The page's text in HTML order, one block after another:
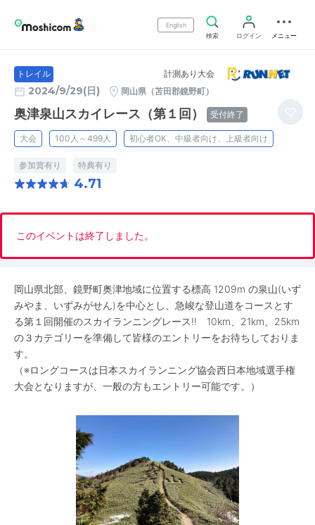
English
検索
ログイン メニュー
トレイル 計測あり大会
2024/9/29(日) 岡山県（苫田郡鏡野町）
奥津泉山スカイレース（第１回） 受付終了
大会 100人～499人 初心者OK、中級者向け、上級者向け
参加賞有り 特典有り
4.71
このイベントは終了しました。
岡山県北部、鏡野町奥津地域に位置する標高 1209m の泉山(いず
みやま、いずみがせん)を中心とし、急峻な登山道をコースとす
る第１回開催のスカイランニングレース!! 10km、21km、25km
の３カテゴリーを準備して皆様のエントリーをお待ちしておりま
す。
（※ロングコースは日本スカイランニング協会西日本地域選手権
大会となりますが、一般の方もエントリー可能です。）